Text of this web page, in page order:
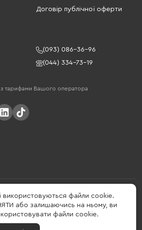
Договір публічної оферти
(093) 086-36-96
(044) 334-73-19
з тарифами Вашого оператора
який активно розвивається у сфері смарт
Бренд заснований в 2013 році. Gelius
просто бренд, це стиль життя, який об'єднує в
новації і практичність.
використовуються файли cookie.
або залишаючись на ньому, ви
файли cookie.